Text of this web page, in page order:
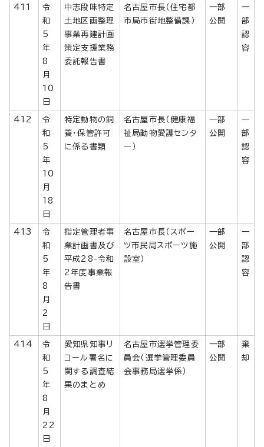
411
令
和
5
年
8
月
10
日
中志段味特定
土地区画整理
事業再建計画
策定支援業務
委託報告書
名古屋市長（住宅都
市局市街地整備課）
一部
公開
一
部
認
容
412
令
和
5
年
10
月
18
日
特定動物の飼
養・保管許可
に係る書類
名古屋市長（健康福
祉局動物愛護センタ
ー）
一部
公開
一
部
認
容
413
令
和
5
年
8
月
2
日
指定管理者事
業計画書及び
平成28-令和
2年度事業報
告書
名古屋市長（スポー
ツ市民局スポーツ施
設室）
一部
公開
一
部
認
容
414
令
和
5
年
8
月
22
日
愛知県知事リ
コール署名に
関する調査結
果のまとめ
名古屋市選挙管理委
員会（選挙管理委員
会事務局選挙係）
一部
公開
棄
却